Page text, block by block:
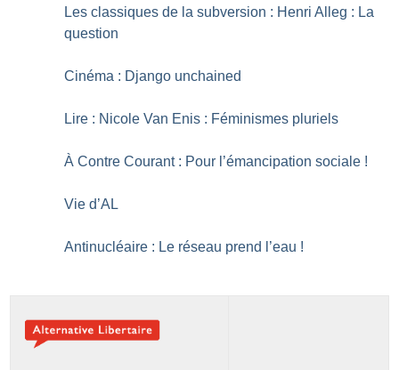
Les classiques de la subversion : Henri Alleg : La
question
Cinéma : Django unchained
Lire : Nicole Van Enis : Féminismes pluriels
À Contre Courant : Pour l’émancipation sociale !
Vie d’AL
Antinucléaire : Le réseau prend l’eau !